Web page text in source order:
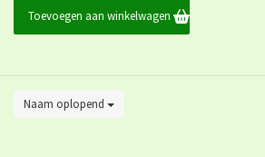
Toevoegen aan winkelwagen
Naam oplopend